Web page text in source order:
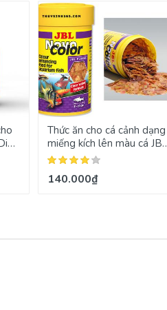
Thức ăn cho cá cảnh dạng
miếng kích lên màu cá JBL
NovoColor
140.000₫